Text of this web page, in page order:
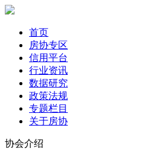
首页
房协专区
信用平台
行业资讯
数据研究
政策法规
专题栏目
关于房协
协会介绍